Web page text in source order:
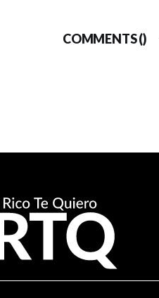
COMMENTS ()